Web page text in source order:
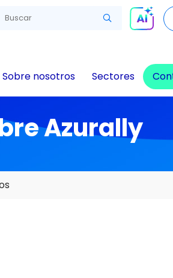
Sobre nosotros Sectores
Azurally